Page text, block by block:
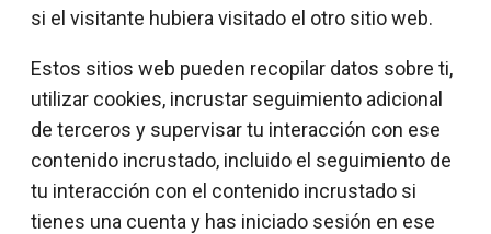
si el visitante hubiera visitado el otro sitio web.
Estos sitios web pueden recopilar datos sobre ti,
utilizar cookies, incrustar seguimiento adicional
de terceros y supervisar tu interacción con ese
contenido incrustado, incluido el seguimiento de
tu interacción con el contenido incrustado si
tienes una cuenta y has iniciado sesión en ese